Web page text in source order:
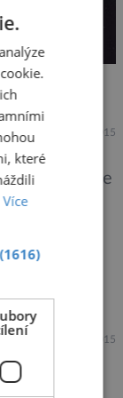
8.12.2015
Burst)
Jedná se
velké dálky,
objevení
záhadnými
díky
8.12.2015
To je jistě
které
Více
(1616)